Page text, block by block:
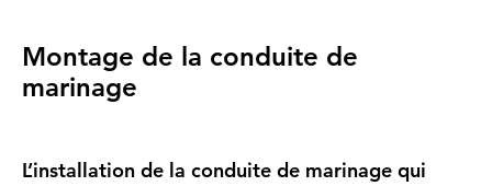
Montage de la conduite de
marinage
L’installation de la conduite de marinage qui